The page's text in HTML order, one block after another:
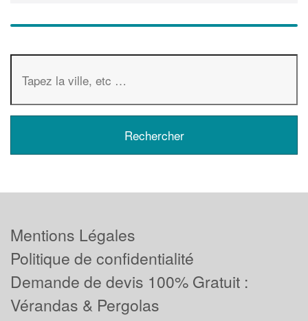
Mentions Légales
Politique de confidentialité
Demande de devis 100% Gratuit :
Vérandas & Pergolas